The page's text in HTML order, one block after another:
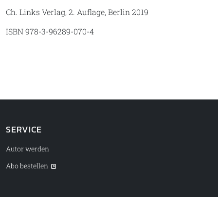
Ch. Links Verlag, 2. Auflage, Berlin 2019
ISBN 978-3-96289-070-4
SERVICE
Autor werden
Abo bestellen